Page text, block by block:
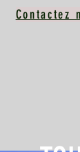
Contactez